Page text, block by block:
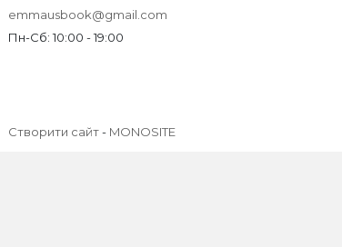
emmausbook@gmail.com
Пн-Сб: 10:00 - 19:00
Створити сайт- MONOSITE